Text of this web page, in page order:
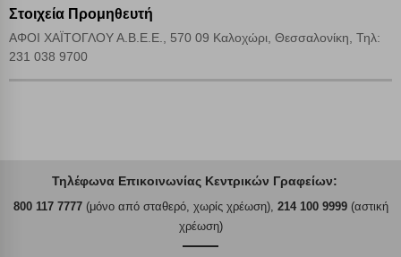
Στοιχεία Προμηθευτή
ΑΦΟΙ ΧΑΪΤΟΓΛΟΥ Α.Β.Ε.Ε., 570 09 Καλοχώρι, Θεσσαλονίκη, Τηλ:
231 038 9700
Τηλέφωνα Επικοινωνίας Κεντρικών Γραφείων:
800 117 7777(μόνο από σταθερό, χωρίς χρέωση), 214 100 9999(αστική
χρέωση)